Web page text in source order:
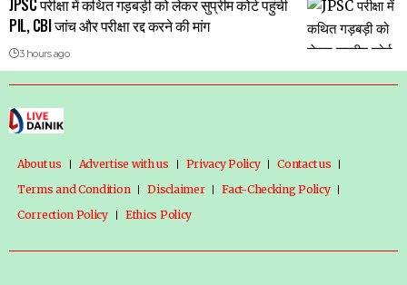
PIL, CBI जांच और परीक्षा रद्द करने की मांग
3 hours ago
About us Advertise with us Privacy Policy
Contact us
Terms and Condition
Disclaimer
Fact-Checking Policy
Correction Policy
Ethics Policy